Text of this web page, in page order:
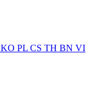
KO PL CS TH BN VI